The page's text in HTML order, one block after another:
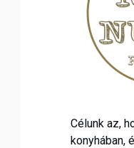
Célunk az,
konyhában,